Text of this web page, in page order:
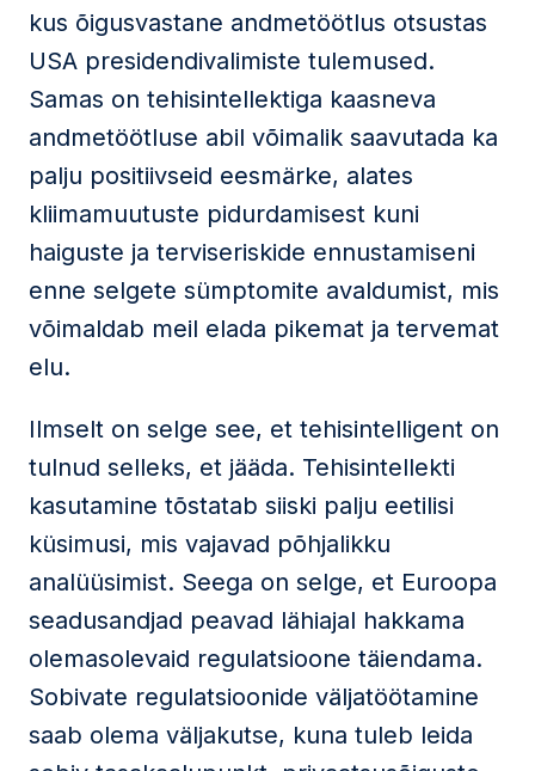
kus õigusvastane andmetöötlus otsustas
USA presidendivalimiste tulemused.
Samas on tehisintellektiga kaasneva
andmetöötluse abil võimalik saavutada ka
palju positiivseid eesmärke, alates
kliimamuutuste pidurdamisest kuni
haiguste ja terviseriskide ennustamiseni
enne selgete sümptomite avaldumist, mis
võimaldab meil elada pikemat ja tervemat
elu.
Ilmselt on selge see, et tehisintelligent on
tulnud selleks, et jääda. Tehisintellekti
kasutamine tõstatab siiski palju eetilisi
küsimusi, mis vajavad põhjalikku
analüüsimist. Seega on selge, et Euroopa
seadusandjad peavad lähiajal hakkama
olemasolevaid regulatsioone täiendama.
Sobivate regulatsioonide väljatöötamine
saab olema väljakutse, kuna tuleb leida